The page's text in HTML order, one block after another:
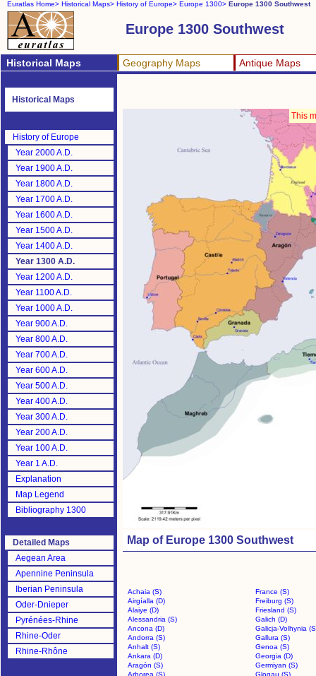
Euratlas Home> Historical Maps> History of Europe> Europe 1300> Europe 1300 Southwest
Europe 1300 Southwest
Historical Maps Geography Maps Antique Maps
Historical Maps
History of Europe
Year 2000 A.D.
Year 1900 A.D.
Year 1800 A.D.
Year 1700 A.D.
Year 1600 A.D.
Year 1500 A.D.
Year 1400 A.D.
Year 1300 A.D.
Year 1200 A.D.
Year 1100 A.D.
Year 1000 A.D.
Year 900 A.D.
Year 800 A.D.
Year 700 A.D.
Year 600 A.D.
Year 500 A.D.
Year 400 A.D.
Year 300 A.D.
Year 200 A.D.
Year 100 A.D.
Year 1 A.D.
Explanation
Map Legend
Bibliography 1300
Detailed Maps
Aegean Area
Apennine Peninsula
Iberian Peninsula
Oder-Dnieper
Pyrénées-Rhine
Rhine-Oder
Rhine-Rhône
This
Map of Europe 1300 Southwest
Achaia (S)
France (S)
Airgíalla (D)
Freiburg (S)
Alaiye (D)
Friesland (S)
Alessandria (S)
Galich (D)
Ancona (D)
Galicja-Volhynia
Andorra (S)
Gallura (S)
Anhalt (S)
Genoa (S)
Ankara (D)
Georgia (D)
Aragón (S)
Germiyan (S)
Arborea (S)
Glogau (S)